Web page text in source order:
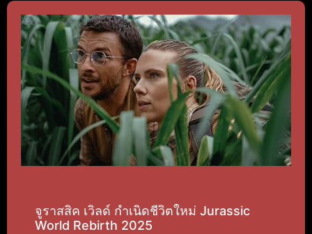
จูราสสิค เวิลด์ กำเนิดชีวิตใหม่ Jurassic
World Rebirth 2025